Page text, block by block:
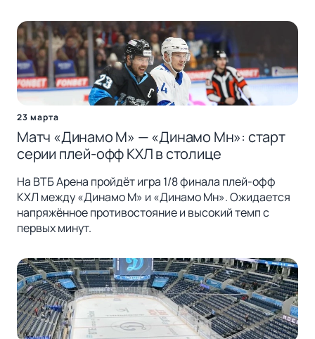
23 марта
Матч «Динамо М» — «Динамо Мн»: старт
серии плей-офф КХЛ в столице
На ВТБ Арена пройдёт игра 1/8 финала плей-офф
КХЛ между «Динамо М» и «Динамо Мн». Ожидается
напряжённое противостояние и высокий темп с
первых минут.